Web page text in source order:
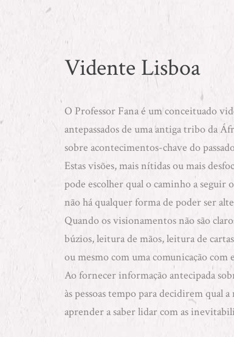
Vidente Lisboa
O Professor Fanaé um conceituado
antepassados de uma antiga tribo da
sobre acontecimentos-chave do
Estas visões, mais nítidas ou mais
pode escolher qual o caminho a seguir
não há qualquer forma de poder ser
Quando os visionamentos não são
búzios,leitura de mãos,leitura de cartas
ou mesmo com umacomunicação com
Ao fornecer informação antecipada
às pessoas tempo para decidirem qual
aprender a saber lidar com as